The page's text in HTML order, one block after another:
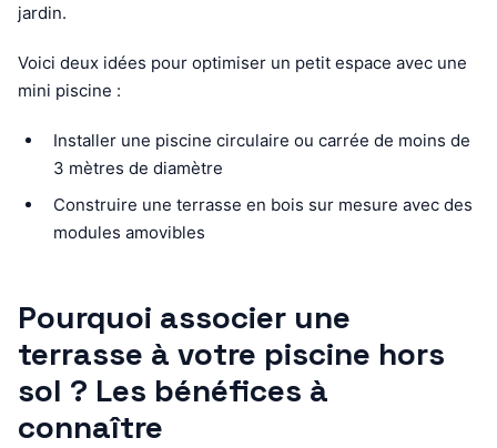
jardin.
Voici deux idées pour optimiser un petit espace avec une
mini piscine :
Installer une piscine circulaire ou carrée de moins de
3 mètres de diamètre
Construire une terrasse en bois sur mesure avec des
modules amovibles
Pourquoi associer une
terrasse à votre piscine hors
sol ? Les bénéfices à
connaître